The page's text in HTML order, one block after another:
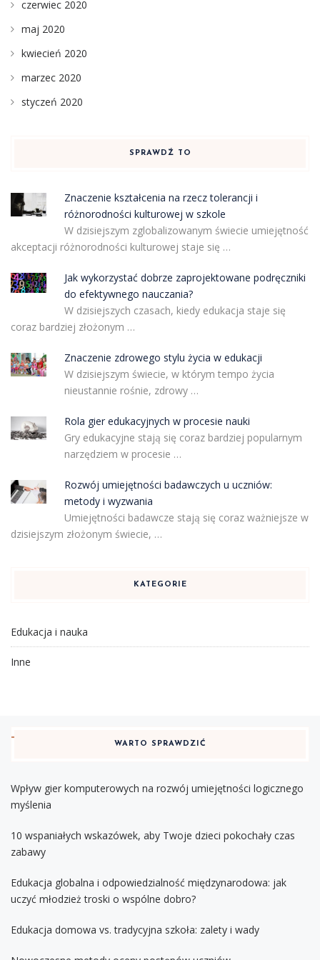
czerwiec 2020
maj 2020
kwiecień 2020
marzec 2020
styczeń 2020
SPRAWDŹ TO
Znaczenie kształcenia na rzecz tolerancji i
różnorodności kulturowej w szkole
W dzisiejszym zglobalizowanym świecie umiejętność
akceptacji różnorodności kulturowej staje się …
Jak wykorzystać dobrze zaprojektowane podręczniki
do efektywnego nauczania?
W dzisiejszych czasach, kiedy edukacja staje się
coraz bardziej złożonym …
Znaczenie zdrowego stylu życia w edukacji
W dzisiejszym świecie, w którym tempo życia
nieustannie rośnie, zdrowy …
Rola gier edukacyjnych w procesie nauki
Gry edukacyjne stają się coraz bardziej popularnym
narzędziem w procesie …
Rozwój umiejętności badawczych u uczniów:
metody i wyzwania
Umiejętności badawcze stają się coraz ważniejsze w
dzisiejszym złożonym świecie, …
KATEGORIE
Edukacja i nauka
Inne
WARTO SPRAWDZIĆ
Wpływ gier komputerowych na rozwój umiejętności logicznego
myślenia
10 wspaniałych wskazówek, aby Twoje dzieci pokochały czas
zabawy
Edukacja globalna i odpowiedzialność międzynarodowa: jak
uczyć młodzież troski o wspólne dobro?
Edukacja domowa vs. tradycyjna szkoła: zalety i wady